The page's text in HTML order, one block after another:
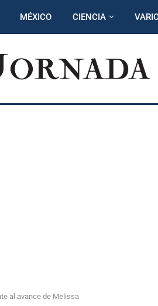
MÉXICO CIENCIA
al avance de Melissa